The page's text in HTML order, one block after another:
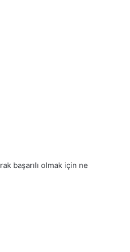
başarılı olmak için ne